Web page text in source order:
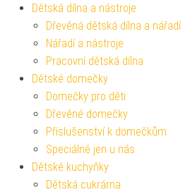
Dětská dílna a nástroje
Dřevěná dětská dílna a nářadí
Nářadí a nástroje
Pracovní dětská dílna
Dětské domečky
Domečky pro děti
Dřevěné domečky
Příslušenství k domečkům
Speciálně jen u nás
Dětské kuchyňky
Dětská cukrárna